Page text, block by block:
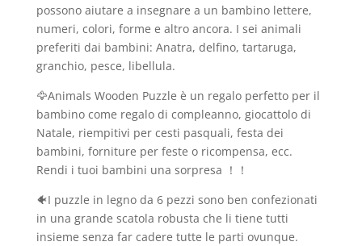
possono aiutare a insegnare a un bambino lettere,
numeri, colori, forme e altro ancora. I sei animali
preferiti dai bambini: Anatra, delfino, tartaruga,
granchio, pesce, libellula.
🦅Animals Wooden Puzzle è un regalo perfetto per il
bambino come regalo di compleanno, giocattolo di
Natale, riempitivi per cesti pasquali, festa dei
bambini, forniture per feste o ricompensa, ecc.
Rendi i tuoi bambini una sorpresa ！！
🐠I puzzle in legno da 6 pezzi sono ben confezionati
in una grande scatola robusta che li tiene tutti
insieme senza far cadere tutte le parti ovunque.